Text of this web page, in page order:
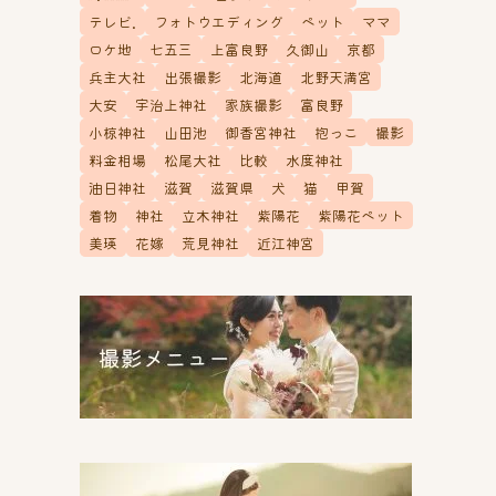
テレビ.
フォトウエディング ペット
ママ
ロケ地
七五三 上富良野 久御山
京都
兵主大社
出張撮影 北海道
北野天満宮
大安
宇治上神社 家族撮影
富良野
小椋神社
山田池 御香宮神社 抱っこ
撮影
料金相場
松尾大社 比較
水度神社
油日神社
滋賀 滋賀県 犬 猫
甲賀
着物
神社 立木神社 紫陽花
紫陽花ペット
美瑛
花嫁 荒見神社 近江神宮